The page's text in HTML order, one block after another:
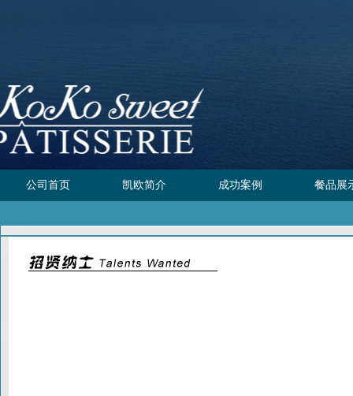
公司首页 凯欧简介 成功案例 餐品展